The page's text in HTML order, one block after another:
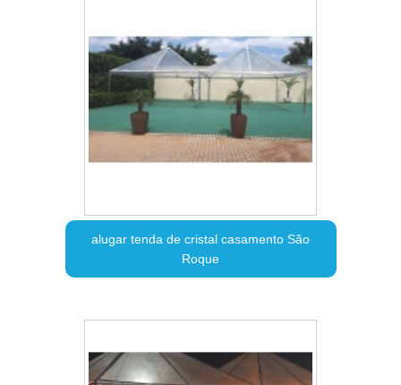
alugar tenda de cristal casamento São
Roque